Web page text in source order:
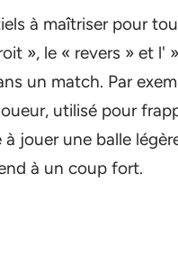
à maîtriser pour
», le « revers » et l'
un match. Par
utilisé pour
jouer une balle
à un coup fort.